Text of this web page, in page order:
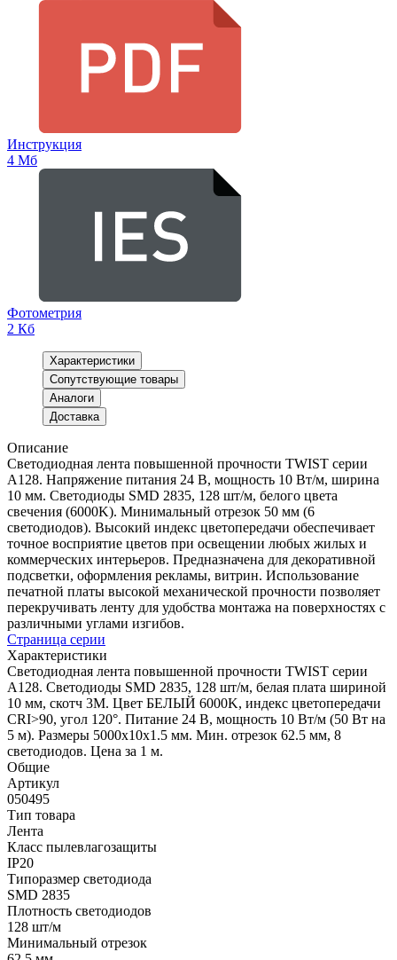
Инструкция
4 Мб
Фотометрия
2 Кб
Характеристики
Сопутствующие товары
Аналоги
Доставка
Описание
Светодиодная лента повышенной прочности TWIST серии
A128. Напряжение питания 24 В, мощность 10 Вт/м, ширина
10 мм. Светодиоды SMD 2835, 128 шт/м, белого цвета
свечения (6000K). Минимальный отрезок 50 мм (6
светодиодов). Высокий индекс цветопередачи обеспечивает
точное восприятие цветов при освещении любых жилых и
коммерческих интерьеров. Предназначена для декоративной
подсветки, оформления рекламы, витрин. Использование
печатной платы высокой механической прочности позволяет
перекручивать ленту для удобства монтажа на поверхностях с
различными углами изгибов.
Страница серии
Характеристики
Светодиодная лента повышенной прочности TWIST серии
A128. Светодиоды SMD 2835, 128 шт/м, белая плата шириной
10 мм, скотч 3M. Цвет БЕЛЫЙ 6000K, индекс цветопередачи
CRI>90, угол 120°. Питание 24 В, мощность 10 Вт/м (50 Вт на
5 м). Размеры 5000x10x1.5 мм. Мин. отрезок 62.5 мм, 8
светодиодов. Цена за 1 м.
Общие
Артикул
050495
Тип товара
Лента
Класс пылевлагозащиты
IP20
Типоразмер светодиода
SMD 2835
Плотность светодиодов
128 шт/м
Минимальный отрезок